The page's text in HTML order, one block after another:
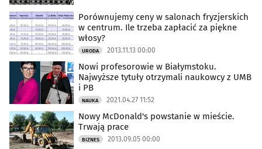
Porównujemy ceny w salonach fryzjerskich
w centrum. Ile trzeba zapłacić za piękne
włosy?
URODA 2013.11.13 00:00
Nowi profesorowie w Białymstoku.
Najwyższe tytuły otrzymali naukowcy z UMB
i PB
NAUKA 2021.04.27 11:52
Nowy McDonald's powstanie w mieście.
Trwają prace
BIZNES 2013.09.05 00:00